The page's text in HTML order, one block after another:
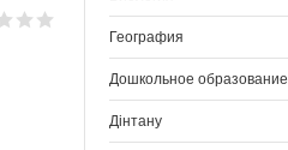
География
Дошкольное образование
Дінтану